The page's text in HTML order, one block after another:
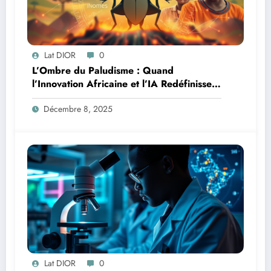
Lat DIOR 0
L’Ombre du Paludisme : Quand
l’Innovation Africaine et l’IA Redéfinissent
la Lutte
Décembre 8, 2025
Lat DIOR 0